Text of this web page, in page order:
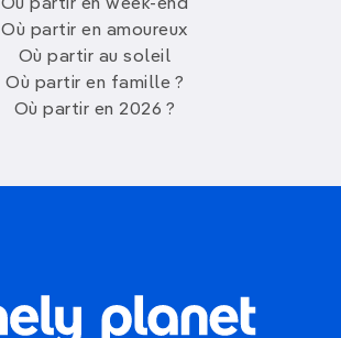
Où partir en week-end
Où partir en amoureux
Où partir au soleil
Où partir en famille ?
Où partir en 2026 ?